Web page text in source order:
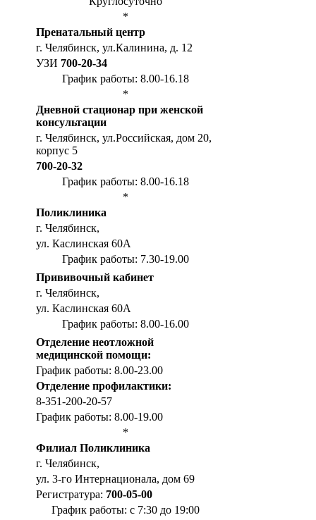
*
Пренатальный центр
г. Челябинск, ул.Калинина, д. 12
УЗИ 700-20-34
График работы: 8.00-16.18
*
Дневной стационар при женской
консультации
г. Челябинск, ул.Российская, дом 20,
корпус 5
700-20-32
График работы: 8.00-16.18
*
Поликлиника
г. Челябинск,
ул. Каслинская 60А
График работы: 7.30-19.00
Прививочный кабинет
г. Челябинск,
ул. Каслинская 60А
График работы: 8.00-16.00
Отделение неотложной
медицинской помощи:
График работы: 8.00-23.00
Отделение профилактики:
8-351-200-20-57
График работы: 8.00-19.00
*
Филиал Поликлиника
г. Челябинск,
ул. 3-го Интернационала, дом 69
Регистратура: 700-05-00
График работы: с 7:30 до 19:00